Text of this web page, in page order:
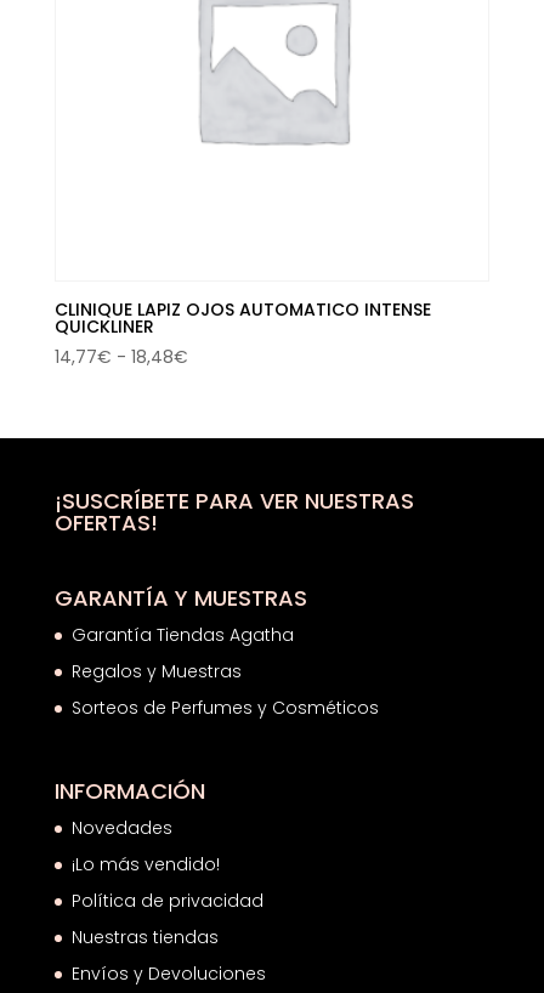
CLINIQUE LAPIZ OJOS AUTOMATICO INTENSE
QUICKLINER
14,77€ - 18,48€Rango
desde
hasta
¡SUSCRÍBETE PARA VER NUESTRAS
OFERTAS!
GARANTÍA Y MUESTRAS
Garantía Tiendas Agatha
Regalos y Muestras
Sorteos de Perfumes y Cosméticos
INFORMACIÓN
Novedades
¡Lo más vendido!
Política de privacidad
Nuestras tiendas
Envíos y Devoluciones